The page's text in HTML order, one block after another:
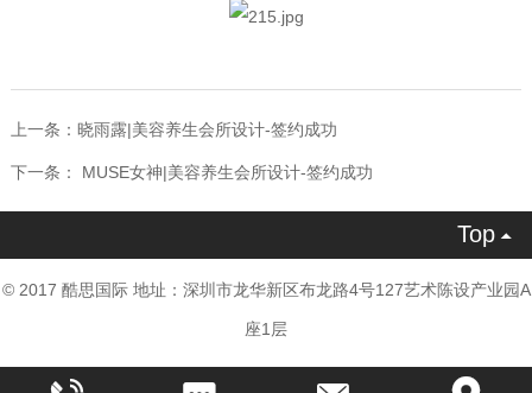
上一条： 晓雨露|美容养生会所设计-签约成功
下一条： MUSE女神|美容养生会所设计-签约成功
Top
© 2017 酷思国际 地址：深圳市龙华新区布龙路4号127艺术陈设产业园A
座1层